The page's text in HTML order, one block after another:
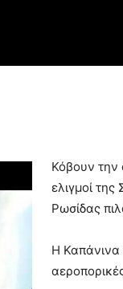
Κόβουν την
ελιγμοί
Ρωσίδας
Η Καπάνινα